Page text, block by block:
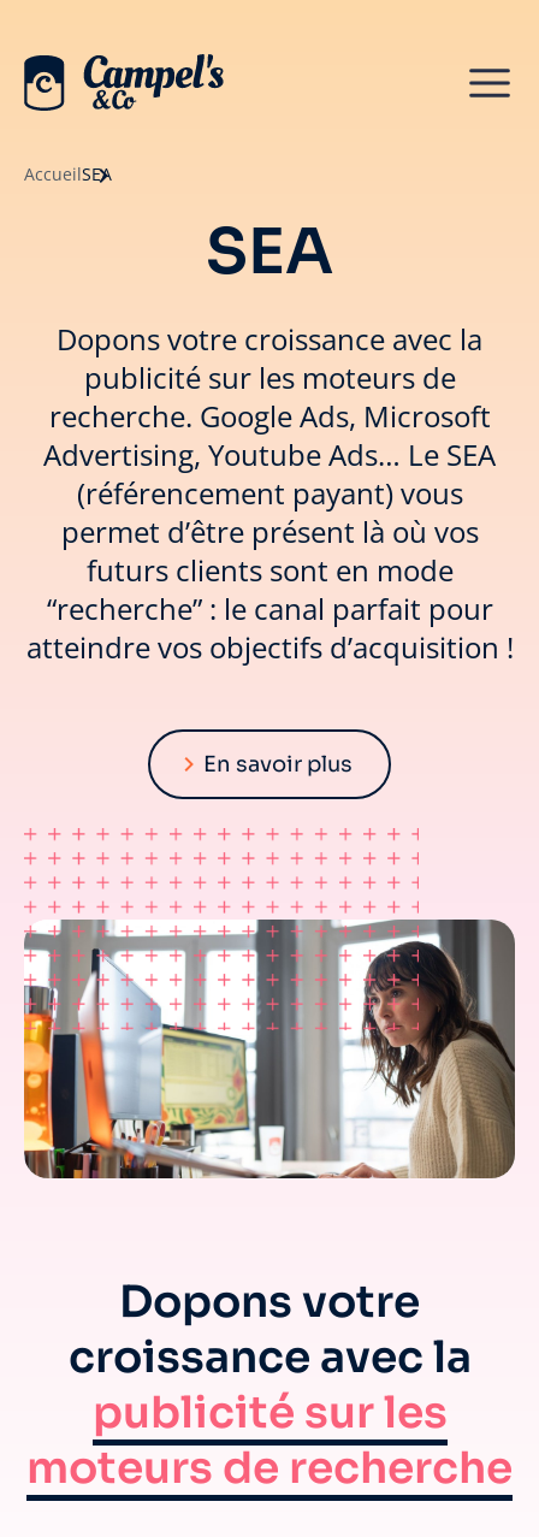
AccueilSEA
SEA
Dopons votre croissance avec la
publicité sur les moteurs de
recherche. Google Ads, Microsoft
Advertising, Youtube Ads… Le SEA
(référencement payant) vous
permet d’être présent là où vos
futurs clients sont en mode
“recherche” : le canal parfait pour
atteindre vos objectifs d’acquisition !
En savoir plus
Dopons votre
croissance avec la
publicité sur les
moteurs de recherche